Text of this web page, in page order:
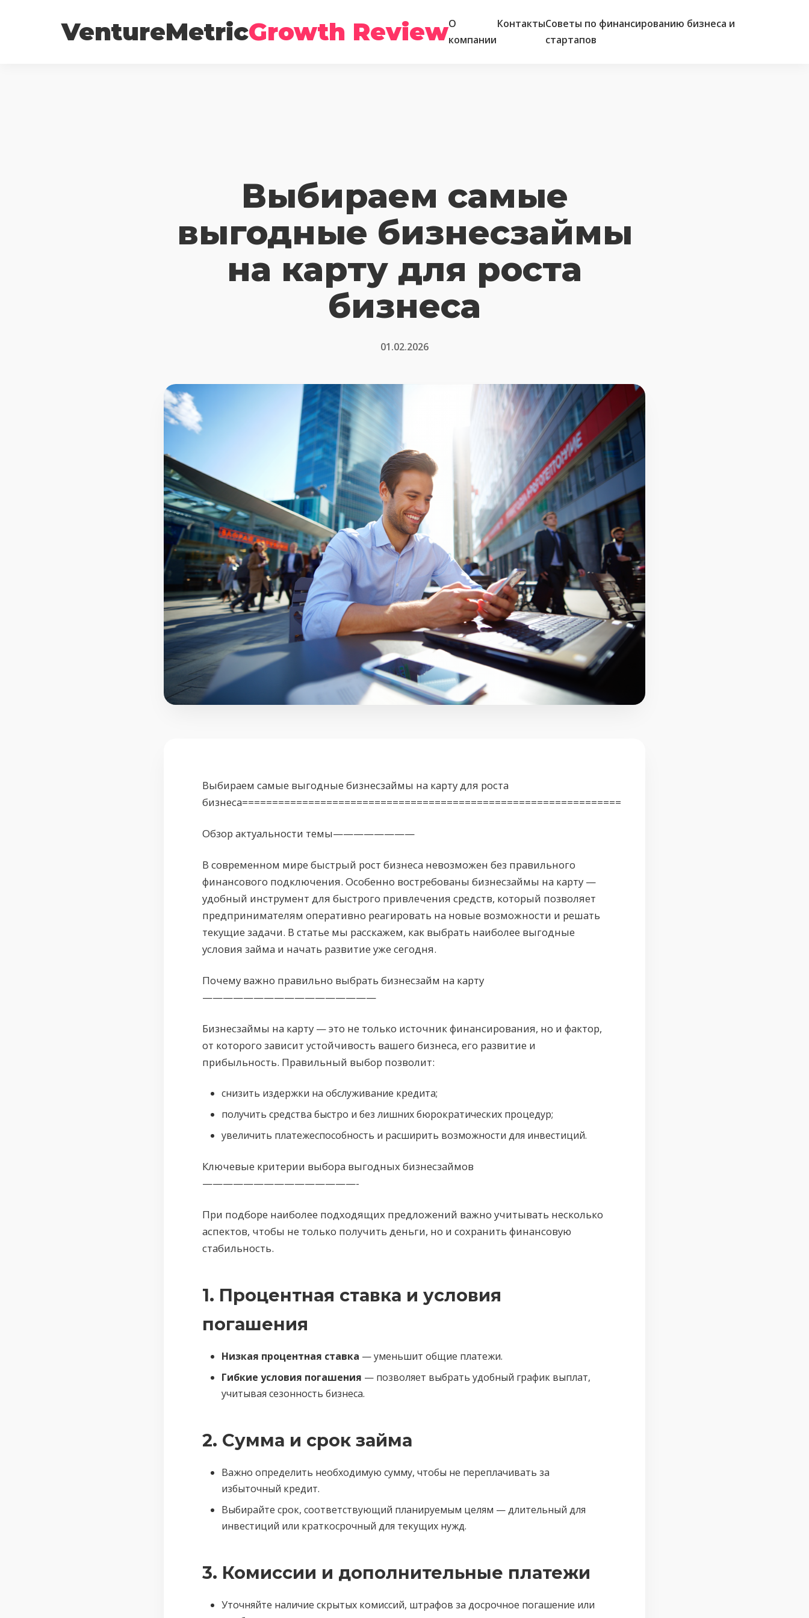
VentureMetricGrowth ReviewО
компании
КонтактыСоветы по финансированию бизнеса и
стартапов
Выбираем самые
выгодные бизнесзаймы
на карту для роста
бизнеса
01.02.2026
Выбираем самые выгодные бизнесзаймы на карту для роста
бизнеса===============================================================
Обзор актуальности темы————————
В современном мире быстрый рост бизнеса невозможен без правильного
финансового подключения. Особенно востребованы бизнесзаймы на карту —
удобный инструмент для быстрого привлечения средств, который позволяет
предпринимателям оперативно реагировать на новые возможности и решать
текущие задачи. В статье мы расскажем, как выбрать наиболее выгодные
условия займа и начать развитие уже сегодня.
Почему важно правильно выбрать бизнесзайм на карту
—————————————————
Бизнесзаймы на карту — это не только источник финансирования, но и фактор,
от которого зависит устойчивость вашего бизнеса, его развитие и
прибыльность. Правильный выбор позволит:
снизить издержки на обслуживание кредита;
получить средства быстро и без лишних бюрократических процедур;
увеличить платежеспособность и расширить возможности для инвестиций.
Ключевые критерии выбора выгодных бизнесзаймов
———————————————-
При подборе наиболее подходящих предложений важно учитывать несколько
аспектов, чтобы не только получить деньги, но и сохранить финансовую
стабильность.
1. Процентная ставка и условия
погашения
Низкая процентная ставка — уменьшит общие платежи.
Гибкие условия погашения — позволяет выбрать удобный график выплат,
учитывая сезонность бизнеса.
2. Сумма и срок займа
Важно определить необходимую сумму, чтобы не переплачивать за
избыточный кредит.
Выбирайте срок, соответствующий планируемым целям — длительный для
инвестиций или краткосрочный для текущих нужд.
3. Комиссии и дополнительные платежи
Уточняйте наличие скрытых комиссий, штрафов за досрочное погашение или